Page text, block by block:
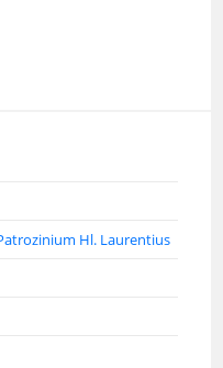
Hl. Laurentius